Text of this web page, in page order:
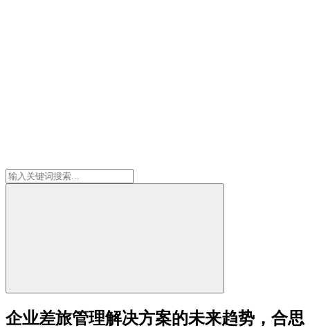
企业差旅管理解决方案的未来趋势，合思